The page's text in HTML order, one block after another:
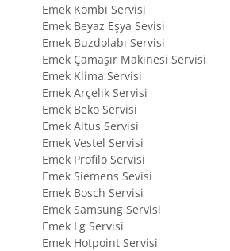
Emek Kombi Servisi
Emek Beyaz Eşya Sevisi
Emek Buzdolabı Servisi
Emek Çamaşır Makinesi Servisi
Emek Klima Servisi
Emek Arçelik Servisi
Emek Beko Servisi
Emek Altus Servisi
Emek Vestel Servisi
Emek Profilo Servisi
Emek Siemens Sevisi
Emek Bosch Servisi
Emek Samsung Servisi
Emek Lg Servisi
Emek Hotpoint Servisi